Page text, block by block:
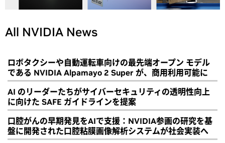
All NVIDIA News
ロボタクシーや自動運転車向けの最先端オープン モデル
である NVIDIA Alpamayo 2 Super が、商用利用可能に
AI のリーダーたちがサイバーセキュリティの透明性向上
に向けた SAFE ガイドラインを提案
口腔がんの早期発見をAIで支援：NVIDIA参画の研究を基
盤に開発された口腔粘膜画像解析システムが社会実装へ